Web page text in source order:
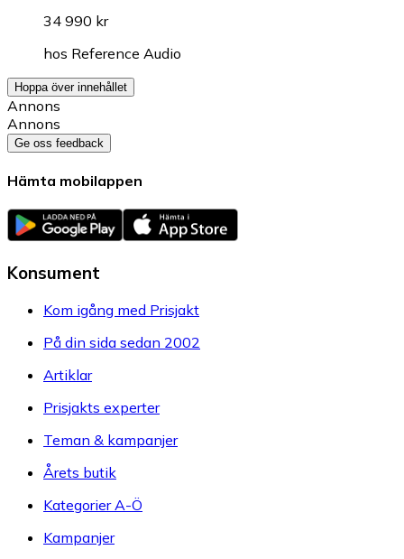
34 990 kr
hos Reference Audio
Hoppa över innehållet
Annons
Annons
Ge oss feedback
Hämta mobilappen
Konsument
Kom igång med Prisjakt
På din sida sedan 2002
Artiklar
Prisjakts experter
Teman & kampanjer
Årets butik
Kategorier A-Ö
Kampanjer